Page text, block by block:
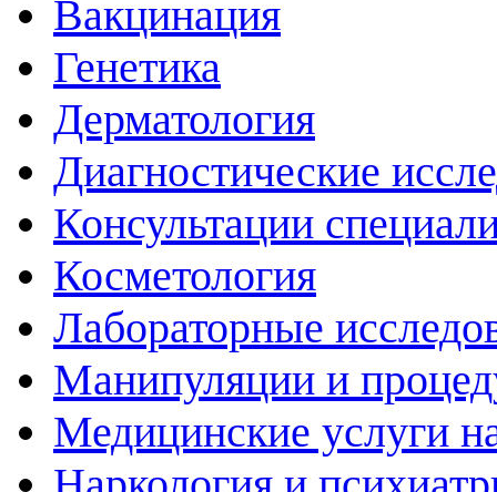
Вакцинация
Генетика
Дерматология
Диагностические
Консультации
Косметология
Лабораторные
Манипуляции и
Медицинские услуги